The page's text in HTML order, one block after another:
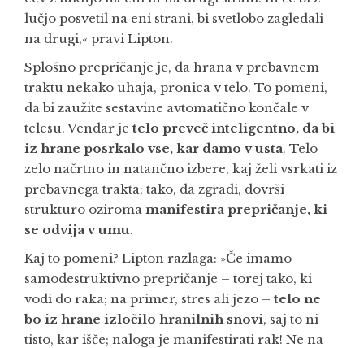
lučjo posvetil na eni strani, bi svetlobo zagledali
na drugi,« pravi Lipton.
Splošno prepričanje je, da hrana v prebavnem
traktu nekako uhaja, pronica v telo. To pomeni,
da bi zaužite sestavine avtomatično končale v
telesu. Vendar je telo preveč inteligentno, da bi
iz hrane posrkalo vse, kar damo v usta. Telo
zelo načrtno in natančno izbere, kaj želi vsrkati iz
prebavnega trakta; tako, da zgradi, dovrši
strukturo oziroma manifestira prepričanje, ki
se odvija v umu.
Kaj to pomeni? Lipton razlaga: »Če imamo
samodestruktivno prepričanje – torej tako, ki
vodi do raka; na primer, stres ali jezo – telo ne
bo iz hrane izločilo hranilnih snovi, saj to ni
tisto, kar išče; naloga je manifestirati rak! Ne na